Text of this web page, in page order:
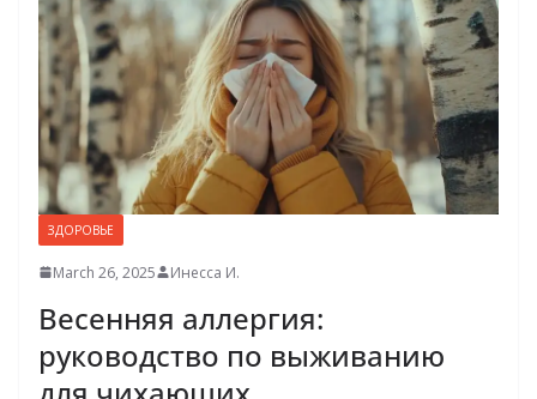
ЗДОРОВЬЕ
March 26, 2025 Инесса И.
Весенняя аллергия:
руководство по выживанию